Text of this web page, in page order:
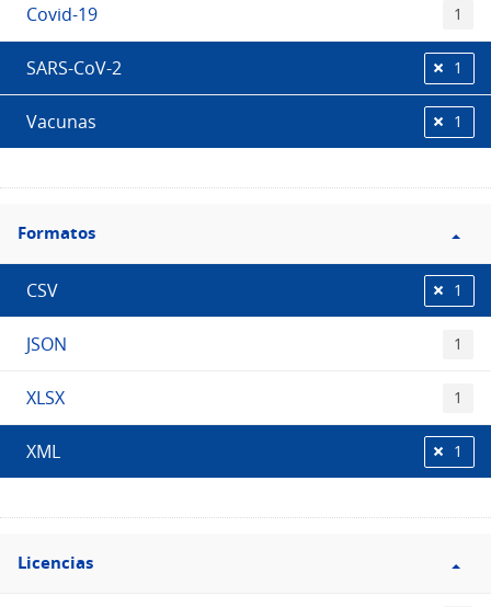
Covid-19 1
SARS-CoV-2 1
Vacunas 1
Filtro
Formatos
Formatos
CSV 1
JSON 1
XLSX 1
XML 1
Filtro
Licencias
Licencias